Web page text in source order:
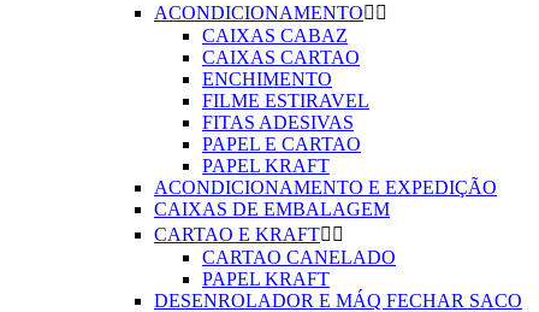
ACONDICIONAMENTO 
CAIXAS CABAZ
CAIXAS CARTAO
ENCHIMENTO
FILME ESTIRAVEL
FITAS ADESIVAS
PAPEL E CARTAO
PAPEL KRAFT
ACONDICIONAMENTO E EXPEDIÇÃO
CAIXAS DE EMBALAGEM
CARTAO E KRAFT 
CARTAO CANELADO
PAPEL KRAFT
DESENROLADOR E MÁQ FECHAR SACO